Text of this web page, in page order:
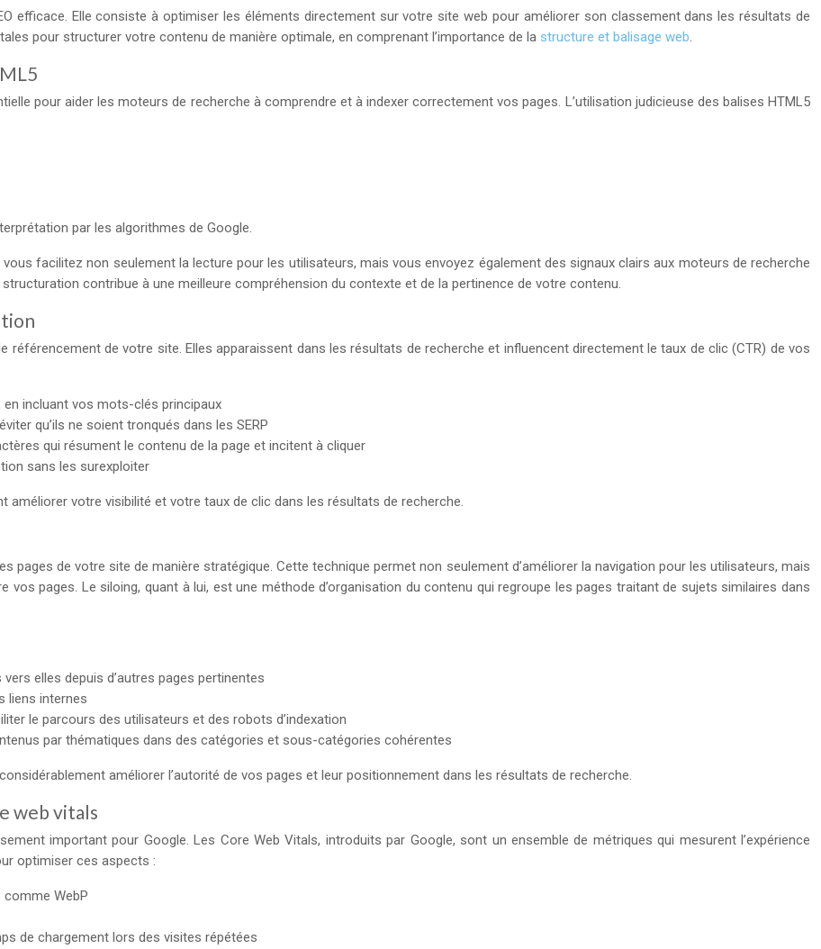
efficace. Elle consiste à optimiser les éléments directement sur votre site web pour améliorer son classement dans les résultats de
pour structurer votre contenu de manière optimale, en comprenant l’importance de la structure et balisage web.
pour aider les moteurs de recherche à comprendre et à indexer correctement vos pages. L’utilisation judicieuse des balises HTML5
par les algorithmes de Google.
facilitez non seulement la lecture pour les utilisateurs, mais vous envoyez également des signaux clairs aux moteurs de recherche
contribue à une meilleure compréhension du contexte et de la pertinence de votre contenu.
de votre site. Elles apparaissent dans les résultats de recherche et influencent directement le taux de clic (CTR) de vos
incluant vos mots-clés principaux
qu’ils ne soient tronqués dans les SERP
qui résument le contenu de la page et incitent à cliquer
sans les surexploiter
votre visibilité et votre taux de clic dans les résultats de recherche.
pages de votre site de manière stratégique. Cette technique permet non seulement d’améliorer la navigation pour les utilisateurs, mais
vos pages. Le siloing, quant à lui, est une méthode d’organisation du contenu qui regroupe les pages traitant de sujets similaires dans
elles depuis d’autres pages pertinentes
liens internes
le parcours des utilisateurs et des robots d’indexation
par thématiques dans des catégories et sous-catégories cohérentes
améliorer l’autorité de vos pages et leur positionnement dans les résultats de recherche.
web vitals
important pour Google. Les Core Web Vitals, introduits par Google, sont un ensemble de métriques qui mesurent l’expérience
optimiser ces aspects :
WebP
de chargement lors des visites répétées